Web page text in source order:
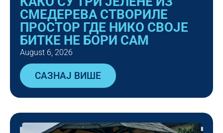
СМЕДЕРЕВА СТВОРИЛЕ
ПРОСТОР ГДЕ НИКО СВОЈЕ
БИТКЕ НЕ БОРИ САМ
August 6, 2026
САЗНАЈ ВИШЕ